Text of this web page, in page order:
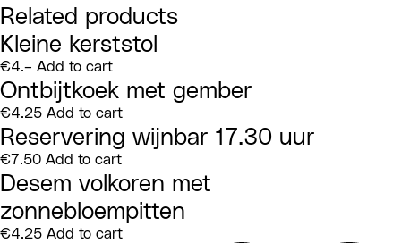
Related products
Kleine kerststol
€4.– Add to cart
Ontbijtkoek met gember
€4.25 Add to cart
Reservering wijnbar 17.30 uur
€7.50 Add to cart
Desem volkoren met
zonnebloempitten
€4.25 Add to cart